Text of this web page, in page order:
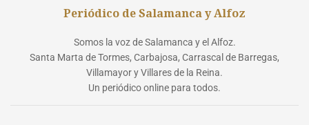
Periódico de Salamanca y Alfoz
Somos la voz de Salamanca y el Alfoz.
Santa Marta de Tormes, Carbajosa, Carrascal de Barregas,
Villamayor y Villares de la Reina.
Un periódico online para todos.